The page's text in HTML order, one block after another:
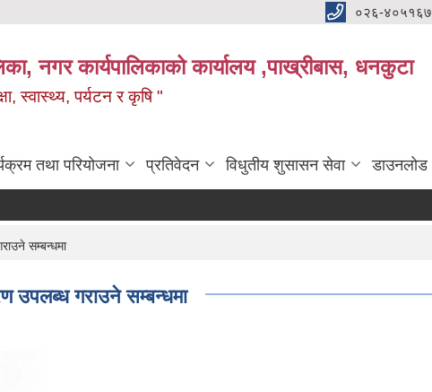
०२६-४०५१६७
नगर कार्यपालिकाको कार्यालय ,पाख्रीबास, धनकुटा
स्वास्थ्य, पर्यटन र कृषि "
तथा परियोजना प्रतिवेदन विधुतीय शुसासन सेवा डाउनलोड
सम्बन्धमा
उपलब्ध गराउने सम्बन्धमा